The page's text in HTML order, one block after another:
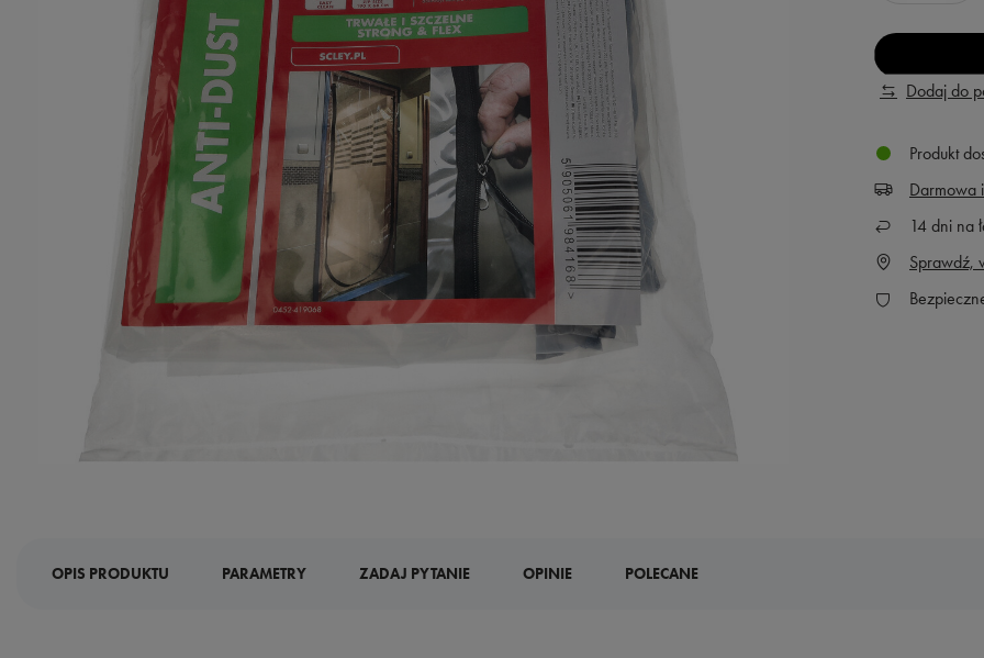
Dodaj do
Produkt
Darmowa
14 dni na
Sprawdź,
OPIS PRODUKTU PARAMETRY ZADAJ PYTANIE OPINIE POLECANE